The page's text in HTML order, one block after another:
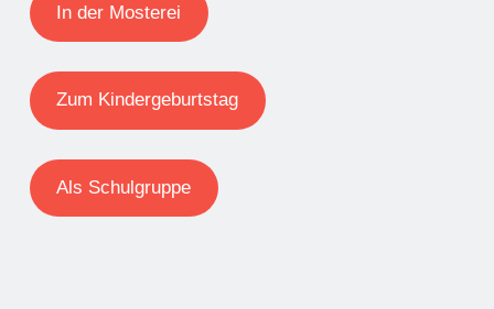
In der Mosterei
Zum Kindergeburtstag
Als Schulgruppe